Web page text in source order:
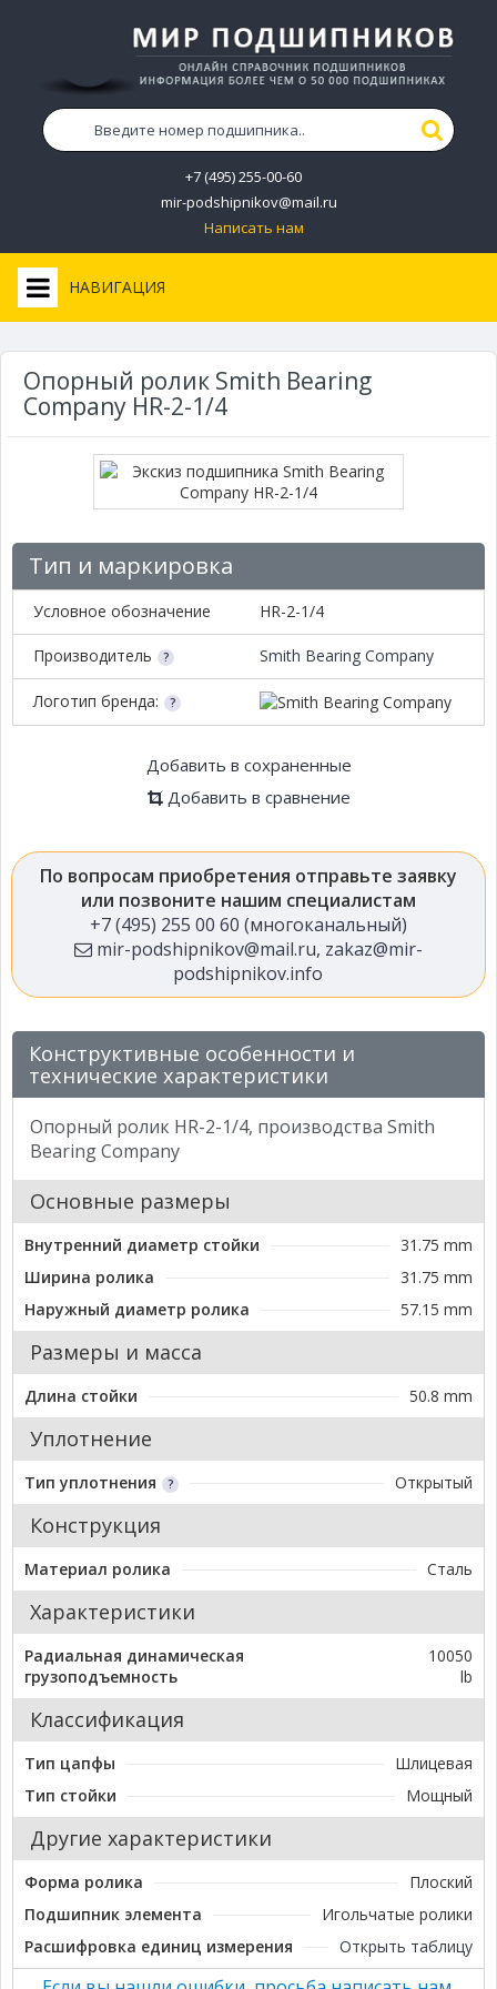
+7 (495) 255-00-60
mir-podshipnikov@mail.ru
Написать нам
НАВИГАЦИЯ
Опорный ролик Smith Bearing
Company HR-2-1/4
Тип и маркировка
Условное обозначение HR-2-1/4
Производитель Smith Bearing Company
Логотип бренда:
Добавить в сохраненные
Добавить в сравнение
По вопросам приобретения отправьте заявку
или позвоните нашим специалистам
+7 (495) 255 00 60 (многоканальный)
mir-podshipnikov@mail.ru, zakaz@mir-
podshipnikov.info
Конструктивные особенности и
технические характеристики
Опорный ролик HR-2-1/4, производства Smith
Bearing Company
Основные размеры
Внутренний диаметр стойки
31.75 mm
Ширина ролика
31.75 mm
Наружный диаметр ролика
57.15 mm
Размеры и масса
Длина стойки 50.8 mm
Уплотнение
Тип уплотнения Открытый
Конструкция
Материал ролика Сталь
Характеристики
Радиальная динамическая
грузоподъемность
10050
lb
Классификация
Тип цапфы
Шлицевая
Тип стойки
Мощный
Другие характеристики
Форма ролика
Плоский
Подшипник элемента
Игольчатые ролики
Расшифровка единиц измерения
Открыть таблицу